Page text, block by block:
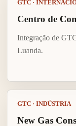
GTC ·
Centro de
Integração de
Luanda.
GTC · INDÚSTRIA
New Gas